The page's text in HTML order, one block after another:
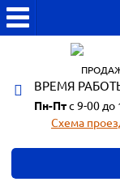
ВРЕМЯ
Пн-Птс 9-00 до
Схема